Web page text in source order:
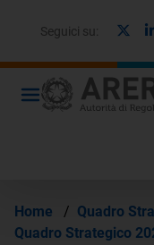
Seguici su:
Home / Quadro
Quadro Strategico